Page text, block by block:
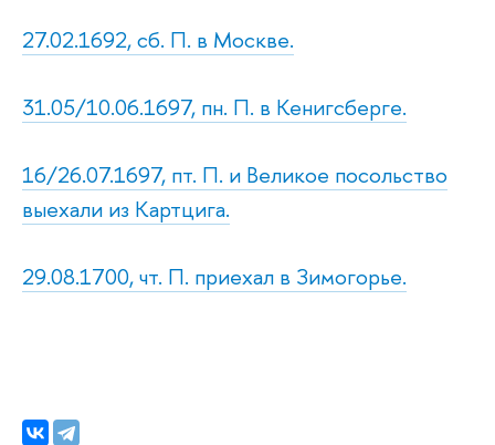
27.02.1692, сб. П. в Москве.
31.05/10.06.1697, пн. П. в Кенигсберге.
16/26.07.1697, пт. П. и Великое посольство
выехали из Картцига.
29.08.1700, чт. П. приехал в Зимогорье.